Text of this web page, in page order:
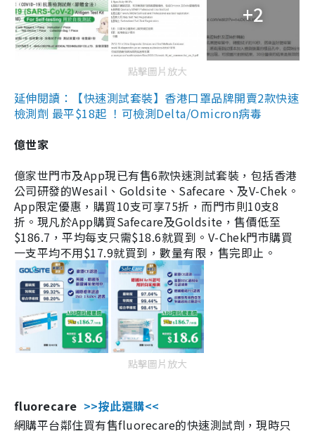
+2
點擊圖片放大
延伸閱讀：【快速測試套裝】香港口罩品牌開賣2款快速
檢測劑 最平$18起 ！可檢測Delta/Omicron病毒
億世家
億家世門市及App現已有售6款快速測試套裝，包括香港
公司研發的Wesail、Goldsite、Safecare、及V-Chek。
App限定優惠，購買10支可享75折，而門市則10支8
折。現凡於App購買Safecare及Goldsite，售價低至
$186.7，平均每支只需$18.6就買到。V-Chek門市購買
一支平均不用$17.9就買到，數量有限，售完即止。
點擊圖片放大
fluorecare >>按此選購<<
網購平台鄰住買有售fluorecare的快速測試劑，現時只